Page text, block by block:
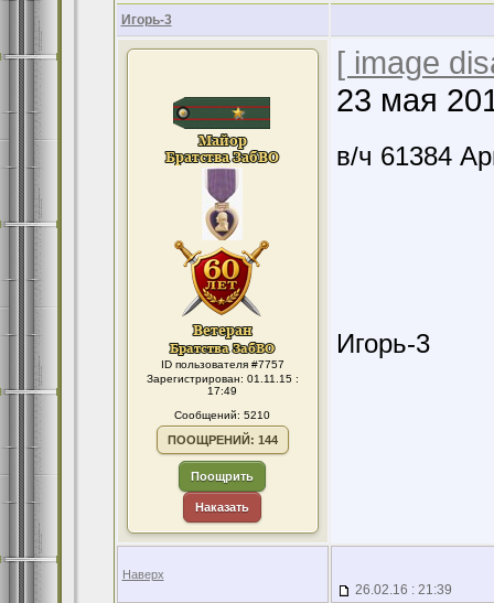
Игорь-3
ID пользователя #7757
Зарегистрирован: 01.11.15 :
17:49
Сообщений: 5210
ПООЩРЕНИЙ: 144
Поощрить
Наказать
[ image
23 мая
в/ч 61384
Игорь-3
Наверх
26.02.16 : 21:39